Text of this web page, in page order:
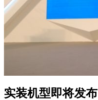
实装机型即将发布